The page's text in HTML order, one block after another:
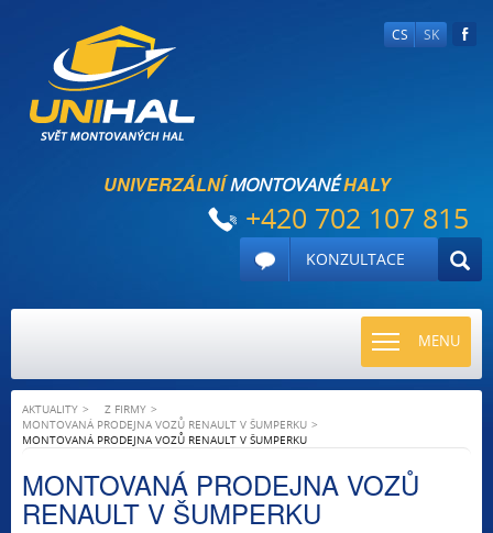
CS SK
UNIVERZÁLNÍMONTOVANÉHALY
+420 702 107 815
KONZULTACE
MENU
TOGGLE
AKTUALITY
Z FIRMY
MONTOVANÁ PRODEJNA VOZŮ RENAULT V ŠUMPERKU
MONTOVANÁ PRODEJNA VOZŮ RENAULT V ŠUMPERKU
MONTOVANÁ PRODEJNA VOZŮ
RENAULT V ŠUMPERKU